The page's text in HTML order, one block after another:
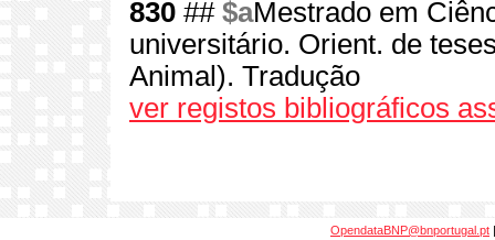
830 ## $aMestrado em
universitário. Orient. de
Animal). Tradução
ver registos bibliográficos
OpendataBNP@bnportugal.pt